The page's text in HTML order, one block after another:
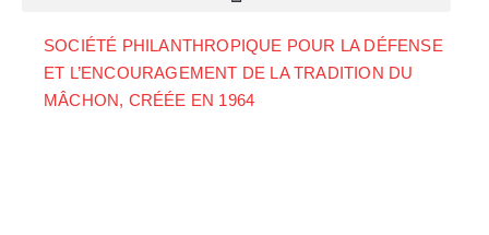
SOCIÉTÉ PHILANTHROPIQUE POUR LA DÉFENSE
ET L’ENCOURAGEMENT DE LA TRADITION DU
MÂCHON, CRÉÉE EN 1964